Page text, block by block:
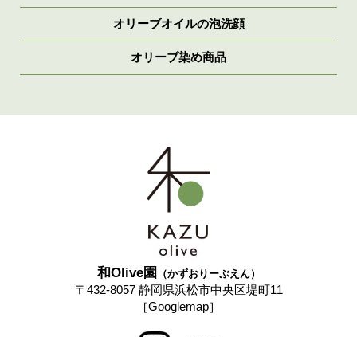
オリーブオイルの泡洗顔
オリーブ染め商品
和Olive園 （かずおりーぶえん）
〒432-8057 静岡県浜松市中央区堤町11
［Googlemap］